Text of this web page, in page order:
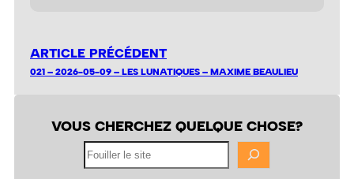
ARTICLE PRÉCÉDENT
021 – 2026-05-09 – LES LUNATIQUES – MAXIME BEAULIEU
VOUS CHERCHEZ QUELQUE CHOSE?